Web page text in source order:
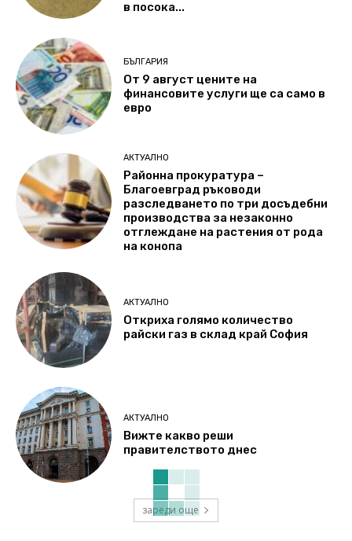
в посока...
БЪЛГАРИЯ
От 9 август цените на
финансовите услуги ще са само в
евро
АКТУАЛНО
Районна прокуратура –
Благоевград ръководи
разследването по три досъдебни
производства за незаконно
отглеждане на растения от рода
на конопа
АКТУАЛНО
Откриха голямо количество
райски газ в склад край София
АКТУАЛНО
Вижте какво реши
правителството днес
зареди още